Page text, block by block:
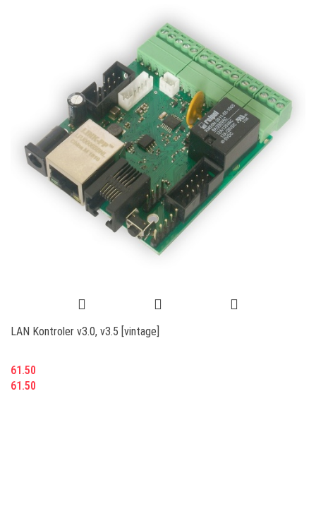
LAN Kontroler v3.0, v3.5 [vintage]
61.50
61.50